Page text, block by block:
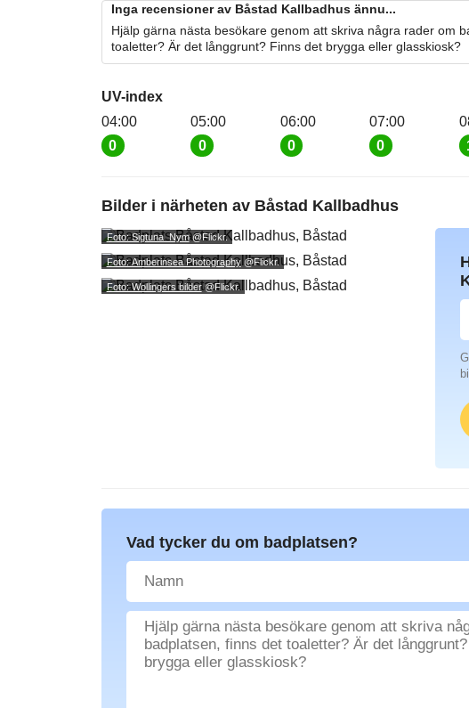
Inga recensioner av Båstad Kallbadhus ännu...
Hjälp gärna nästa besökare genom att skriva några rader om
toaletter? Är det långgrunt? Finns det brygga eller glasskiosk?
UV-index
04:00
0
05:00
0
06:00
0
07:00
0
Bilder i närheten av Båstad Kallbadhus
Foto: Sigtuna_Nym@Flickr.
Foto: Amberinsea Photography@Flickr.
Foto: Wollingers bilder@Flickr.
Vad tycker du om badplatsen?